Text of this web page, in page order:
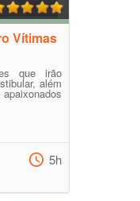
Vítimas
que irão
além
5h